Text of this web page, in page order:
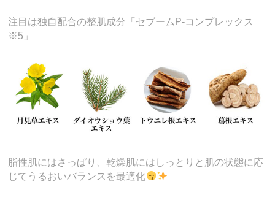
注目は独自配合の整肌成分「セブームP-コンプレックス
※5」
脂性肌にはさっぱり、乾燥肌にはしっとりと肌の状態に応
じてうるおいバランスを最適化